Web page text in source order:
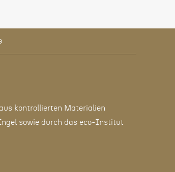
kontrollierten Materialien
sowie durch das eco-Institut